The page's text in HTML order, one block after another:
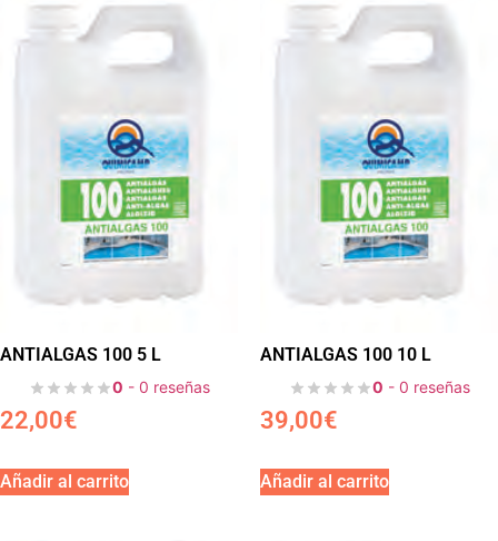
ANTIALGAS 100 5 L
0 - 0 reseñas
22,00€
Añadir al carrito
ANTIALGAS 100 10 L
0 - 0 reseñas
39,00€
Añadir al carrito